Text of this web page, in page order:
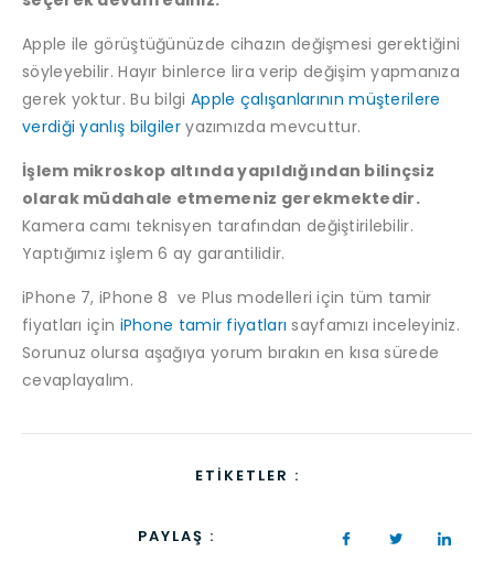
Apple ile görüştüğünüzde cihazın değişmesi gerektiğini
söyleyebilir. Hayır binlerce lira verip değişim yapmanıza
gerek yoktur. Bu bilgi Apple çalışanlarının müşterilere
verdiği yanlış bilgileryazımızda mevcuttur.
İşlem mikroskop altında yapıldığından bilinçsiz
olarak müdahale etmemeniz gerekmektedir.
Kamera camı teknisyen tarafından değiştirilebilir.
Yaptığımız işlem 6 ay garantilidir.
iPhone 7, iPhone 8 ve Plus modelleri için tüm tamir
fiyatları için iPhone tamir fiyatları sayfamızı inceleyiniz.
Sorunuz olursa aşağıya yorum bırakın en kısa sürede
cevaplayalım.
ETIKETLER :
PAYLAŞ :